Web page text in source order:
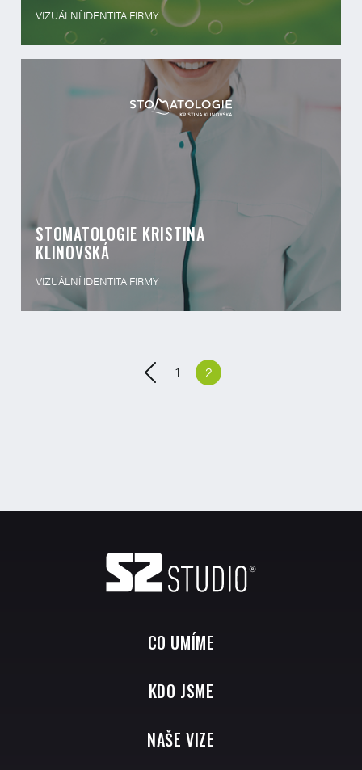
VIZUÁLNÍ IDENTITA FIRMY
STOMATOLOGIE KRISTINA
KLINOVSKÁ
VIZUÁLNÍ IDENTITA FIRMY
1 2
CO UMÍME
KDO JSME
NAŠE VIZE